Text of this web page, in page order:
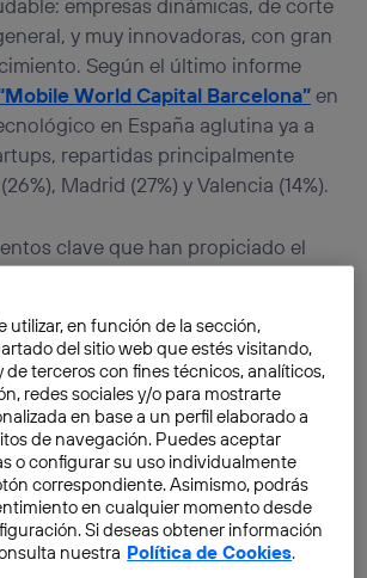
y muy innovadoras, con gran
Según el último informe
Mobile World Capital Barcelona”en
en España aglutina ya a
repartidas principalmente
Madrid (27%) y Valencia (14%).
clave que han propiciado el
lanzar sus proyectos en
por el clima y el estilo de vida, pero
coste de las estructuras de
frente a otros.
utilizar, en función de la sección,
del sitio web que estés visitando,
de terceros con fines técnicos, analíticos,
redes sociales y/o para mostrarte
en base a un perfil elaborado a
de navegación. Puedes aceptar
o configurar su uso individualmente
correspondiente. Asimismo, podrás
en cualquier momento desde
Si deseas obtener información
nuestra Política de Cookies.